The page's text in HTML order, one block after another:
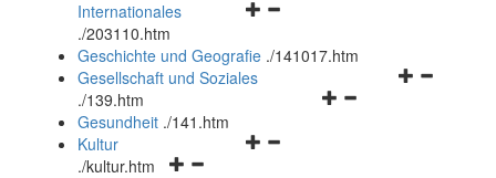
Navigationsmenü
und
schließen
Internationales
./203110.htm
Geschichte und Geografie ./141017.htm
Navigationsmenü
Gesellschaft und Soziales
./139.htm
Navigationsmenü
Gesundheit ./141.htm
Navigationsmenü
Kultur
./kultur.htm